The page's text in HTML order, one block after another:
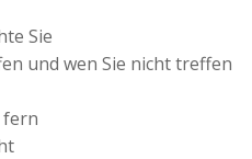
Sie
und wen Sie nicht treffen
fern